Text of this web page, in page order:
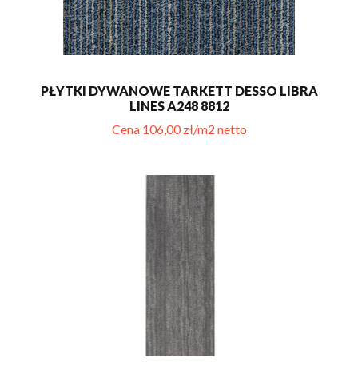
PŁYTKI DYWANOWE TARKETT DESSO LIBRA
LINES A248 8812
Cena 106,00 zł/m2 netto